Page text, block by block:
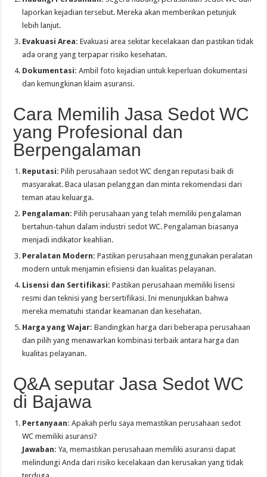
laporkan kejadian tersebut. Mereka akan memberikan petunjuk
lebih lanjut.
Evakuasi Area: Evakuasi area sekitar kecelakaan dan pastikan tidak
ada orang yang terpapar risiko kesehatan.
Dokumentasi: Ambil foto kejadian untuk keperluan dokumentasi
dan kemungkinan klaim asuransi.
Cara Memilih Jasa Sedot WC
yang Profesional dan
Berpengalaman
Reputasi: Pilih perusahaan sedot WC dengan reputasi baik di
masyarakat. Baca ulasan pelanggan dan minta rekomendasi dari
teman atau keluarga.
Pengalaman: Pilih perusahaan yang telah memiliki pengalaman
bertahun-tahun dalam industri sedot WC. Pengalaman biasanya
menjadi indikator keahlian.
Peralatan Modern: Pastikan perusahaan menggunakan peralatan
modern untuk menjamin efisiensi dan kualitas pelayanan.
Lisensi dan Sertifikasi: Pastikan perusahaan memiliki lisensi
resmi dan teknisi yang bersertifikasi. Ini menunjukkan bahwa
mereka mematuhi standar keamanan dan kesehatan.
Harga yang Wajar: Bandingkan harga dari beberapa perusahaan
dan pilih yang menawarkan kombinasi terbaik antara harga dan
kualitas pelayanan.
Q&A seputar Jasa Sedot WC
di Bajawa
Pertanyaan: Apakah perlu saya memastikan perusahaan sedot
WC memiliki asuransi?
Jawaban: Ya, memastikan perusahaan memiliki asuransi dapat
melindungi Anda dari risiko kecelakaan dan kerusakan yang tidak